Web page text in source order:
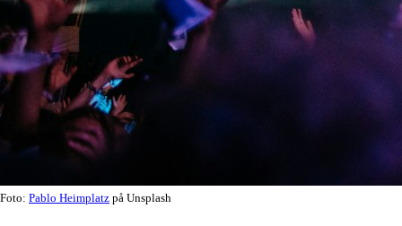
Foto: Pablo Heimplatz på Unsplash